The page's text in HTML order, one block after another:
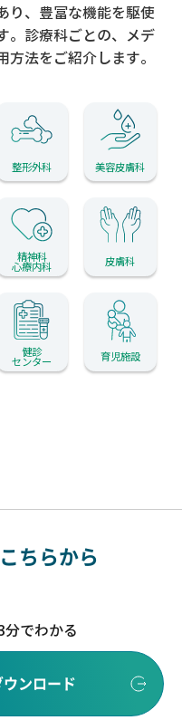
、 豊富な機能を駆使
診療科ごとの、メデ
法をご紹介します。
整形外科 美容皮膚科
精神科
心療内科 皮膚科
健診
センター 育児施設
ちらから
分でわかる
ンロード